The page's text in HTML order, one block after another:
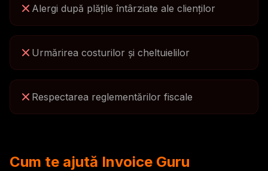
Alergi după plățile întârziate ale clienților
Urmărirea costurilor și cheltuielilor
Respectarea reglementărilor fiscale
Cum te ajută Invoice Guru